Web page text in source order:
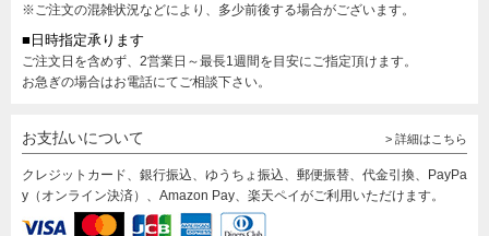
※ご注文の混雑状況などにより、多少前後する場合がございます。
■日時指定承ります
ご注文日を含めず、2営業日～最長1週間を目安にご指定頂けます。
お急ぎの場合はお電話にてご相談下さい。
お支払いについて > 詳細はこちら
クレジットカード、銀行振込、ゆうちょ振込、郵便振替、代金引換、PayPa
y（オンライン決済）、Amazon Pay、楽天ペイがご利用いただけます。